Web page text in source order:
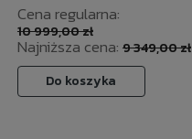
Cena regularna:
10 999,00 zł
Najniższa cena: 9 349,00 zł
Do koszyka